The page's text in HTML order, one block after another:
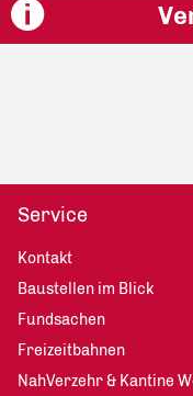
Service
Kontakt
Baustellen im Blick
Fundsachen
Freizeitbahnen
NahVerzehr & Kantine